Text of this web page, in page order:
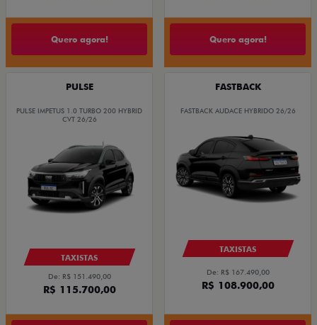
Quero agora! Quero agora!
PULSE
PULSE IMPETUS 1.0 TURBO 200 HYBRID
CVT 26/26
TAXISTAS
De: R$ 151.490,00
R$ 115.700,00
FASTBACK
FASTBACK AUDACE HYBRIDO 26/26
TAXISTAS
De: R$ 167.490,00
R$ 108.900,00